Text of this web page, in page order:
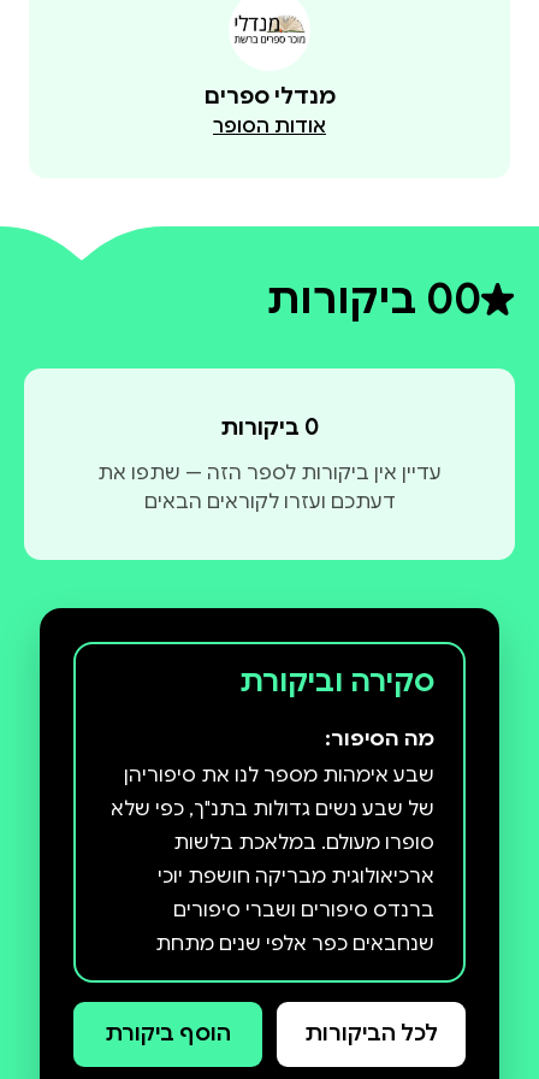
מנדלי ספרים
אודות הסופר
0דירוג ממוצע 0 מתוך 5
0 ביקורות
0 ביקורות
עדיין אין ביקורות לספר הזה — שתפו את
דעתכם ועזרו לקוראים הבאים
סקירה וביקורת
מה הסיפור:
שבע אימהות מספר לנו את סיפוריהן
של שבע נשים גדולות בתנ"ך, כפי שלא
סופרו מעולם. במלאכת בלשות
ארכיאולוגית מבריקה חושפת יוכי
ברנדס סיפורים ושברי סיפורים
שנחבאים כפר אלפי שנים מתחת
למעטה החיצוני הרשמי של התנ"ך -
שהוא, כידוע, סיפור של גברים - מאחה
אותם, ויוצרת שבעה דיוקנאות מרהיבים
לכל הביקורות הוסף ביקורת